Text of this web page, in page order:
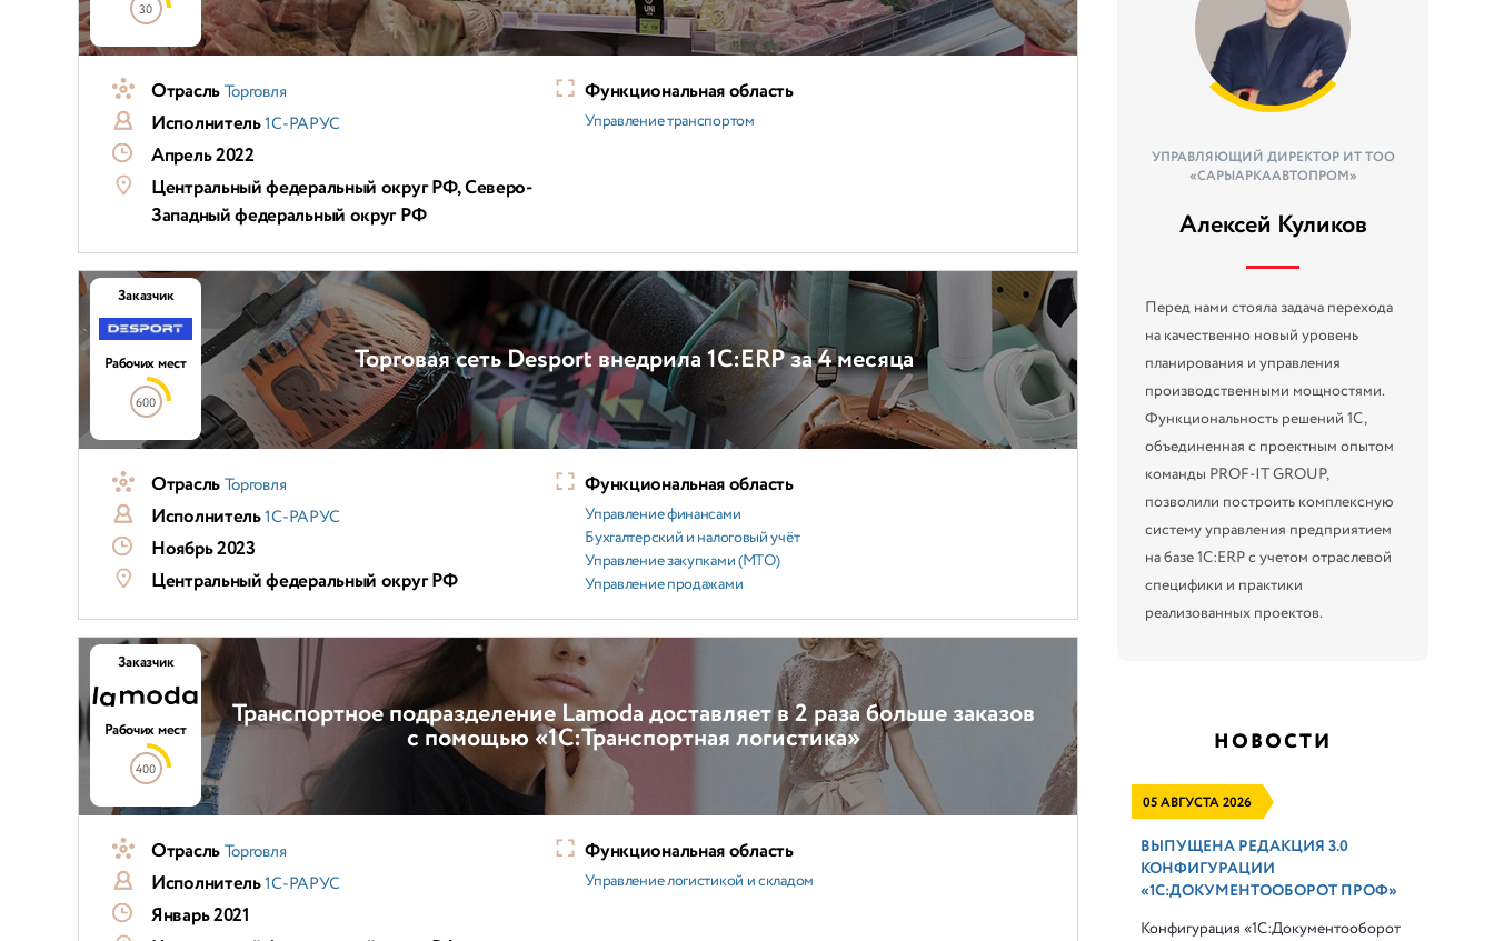
30
ОтрасльТорговля
Исполнитель1С-РАРУС
Апрель 2022
Центральный федеральный округ РФ, Северо-
Западный федеральный округ РФ
Функциональная область
Управление транспортом
Торговая сеть Desport внедрила 1С:ERP за 4 месяца
Заказчик
Рабочих мест
600
ОтрасльТорговля
Исполнитель1С-РАРУС
Ноябрь 2023
Центральный федеральный округ РФ
Функциональная область
Управление финансами
Бухгалтерский и налоговый учёт
Управление закупками (МТО)
Управление продажами
Транспортное подразделение Lamoda доставляет в 2 раза больше заказов
с помощью «1С:Транспортная логистика»
Заказчик
Рабочих мест
400
ОтрасльТорговля
Исполнитель1С-РАРУС
Январь 2021
Функциональная область
Управление логистикой и складом
УПРАВЛЯЮЩИЙ ДИРЕКТОР ИТ ТОО
«САРЫАРКААВТОПРОМ»
Алексей Куликов
Перед нами стояла задача перехода
на качественно новый уровень
планирования и управления
производственными мощностями.
Функциональность решений 1С,
объединенная с проектным опытом
команды PROF-IT GROUP,
позволили построить комплексную
систему управления предприятием
на базе 1С:ERP с учетом отраслевой
специфики и практики
реализованных проектов.
НОВОСТИ
05 АВГУСТА 2026
ВЫПУЩЕНА РЕДАКЦИЯ 3.0
КОНФИГУРАЦИИ
«1С:ДОКУМЕНТООБОРОТ ПРОФ»
Конфигурация «1С:Документооборот